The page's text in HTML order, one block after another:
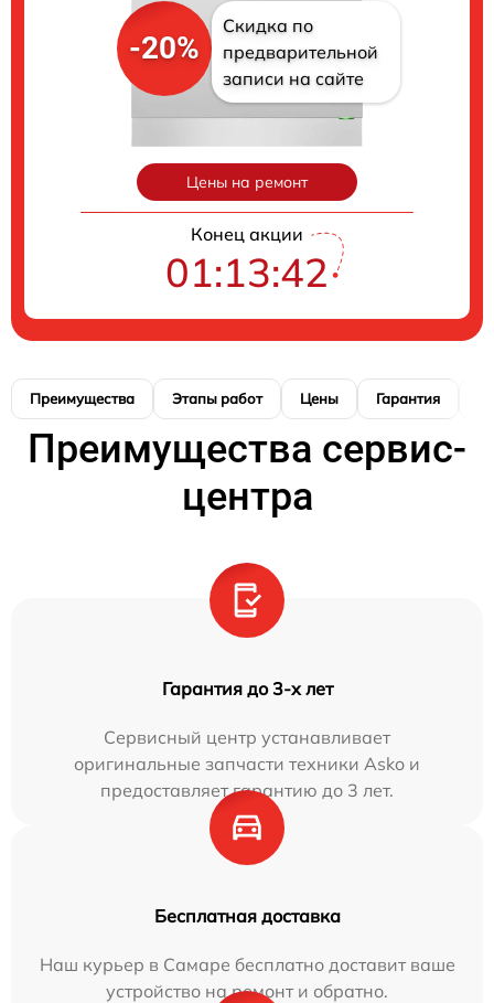
-20%
Скидка по
предварительной
записи на сайте
Цены на ремонт
Конец акции
01:13:41
Преимущества Этапы работ Цены Гарантия
Преимущества сервис-
центра
Гарантия до 3-х лет
Сервисный центр устанавливает
оригинальные запчасти техники Asko и
предоставляет гарантию до 3 лет.
Бесплатная доставка
Наш курьер в Самаре бесплатно доставит ваше
устройство на ремонт и обратно.